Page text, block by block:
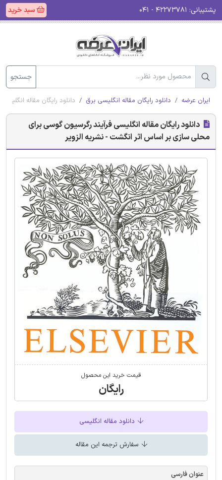
پشتیبانی: سبد خرید
جستجو
ایران عرضه دانلود رایگان مقاله انگلیسی برق دانلود رایگان مقاله
دانلود رایگان مقاله انگلیسی فرآیند رگرسیون گوسی برای
محلی سازی بر اساس اثر انگشت - نشریه الزویر
قیمت خرید این محصول
رایگان
دانلود مقاله انگلیسی
سفارش ترجمه این مقاله
عنوان فارسی